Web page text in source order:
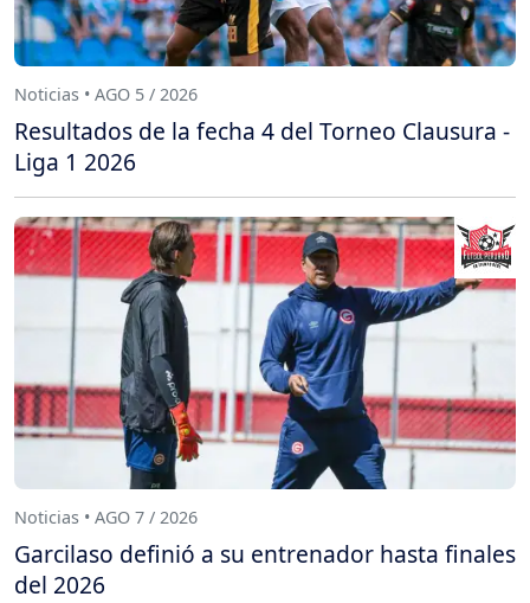
Noticias • AGO 5 / 2026
Resultados de la fecha 4 del Torneo Clausura -
Liga 1 2026
Noticias • AGO 7 / 2026
Garcilaso definió a su entrenador hasta finales
del 2026